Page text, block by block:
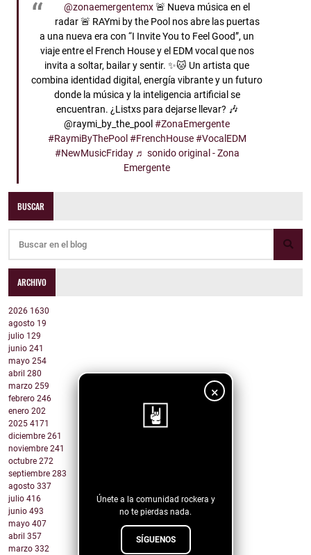
×
Únete a la comunidad rockera y
no te pierdas nada.
SÍGUENOS
@zonaemergentemx🚨 Nueva música en el
radar 🚨 RAYmi by the Pool nos abre las puertas
a una nueva era con “I Invite You to Feel Good”, un
viaje entre el French House y el EDM vocal que nos
invita a soltar, bailar y sentir. ✨🐱 Un artista que
combina identidad digital, energía vibrante y un futuro
donde la música y la inteligencia artificial se
encuentran. ¿Listxs para dejarse llevar? 🎶
@raymi_by_the_pool#ZonaEmergente
#RaymiByThePool #FrenchHouse #VocalEDM
#NewMusicFriday ♬ sonido original - Zona
Emergente
BUSCAR
ARCHIVO
2026 1630
agosto 19
julio 129
junio 241
mayo 254
abril 280
marzo 259
febrero 246
enero 202
2025 4171
diciembre 261
noviembre 241
octubre 272
septiembre 283
agosto 337
julio 416
junio 493
mayo 407
abril 357
marzo 332